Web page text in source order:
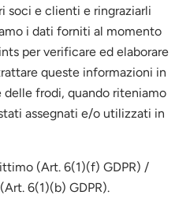
soci e clienti e ringraziarli
i dati forniti al momento
per verificare ed elaborare
queste informazioni in
delle frodi, quando riteniamo
assegnati e/o utilizzati in
(Art. 6(1)(f) GDPR) /
6(1)(b) GDPR).